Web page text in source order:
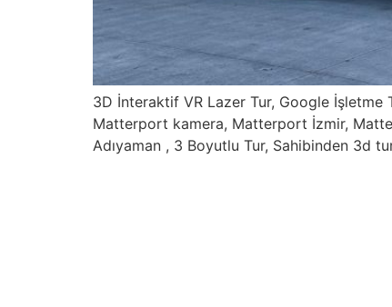
3D İnteraktif VR Lazer Tur, Google
Matterport kamera, Matterport İzmir,
Adıyaman , 3 Boyutlu Tur, Sahibinden